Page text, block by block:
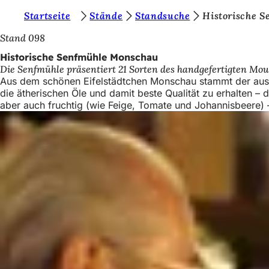
Inhalt anspringen
i
e
b
e
f
i
n
d
s
Startseite Stände Standsuche
Historische
Stand 098
Historische Senfmühle Monschau
Die Senfmühle präsentiert 21 Sorten des handgefertigten
Aus dem schönen Eifelstädtchen Monschau stammt der
die ätherischen Öle und damit beste Qualität zu erhalten
aber auch fruchtig (wie Feige, Tomate und